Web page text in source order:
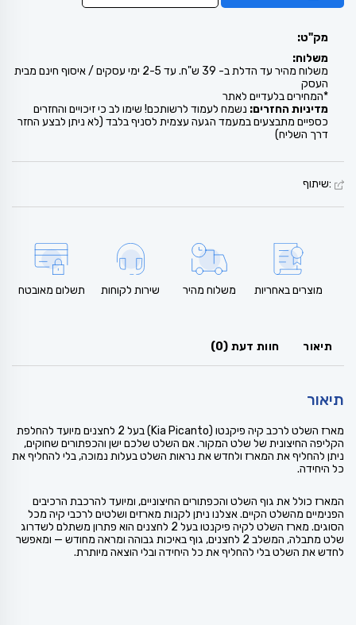
מק"ט:
משלוח:
משלוח מהיר עד הדלת ב- 39 ש"ח. עד 2-5 ימי עסקים / איסוף חינם מבית
העסק
*המחירים בלעדיים לאתר
מדיניות החזרים: נשמח לעמוד לרשותכם! שימו לב כי זיכויים והחזרים
כספיים מתבצעים במעמד הגעה עצמית לסניף בלבד (לא ניתן לבצע החזר
דרך השליח)
:שיתוף
מוצרים באחריות משלוח מהיר שירות לקוחות תשלום מאובטח
תיאור חוות דעת (0)
תיאור
מארז השלט לרכב קיה פיקנטו (Kia Picanto) בעל 2 לחצנים מיועד להחלפת
הקליפה החיצונית של שלט המקור. אם השלט שלכם ישן והכפתורים שחוקים,
ניתן להחליף את המארז ולחדש את נראות השלט בעלות נמוכה, בלי להחליף את
כל היחידה.
המארז כולל את גוף השלט והכפתורים החיצוניים, ומיועד להרכבת הרכיבים
הפנימיים מהשלט הקיים. אצלנו ניתן לקנות מארזים ושלטים לרכבי קיה מכל
הסוגים. מארז השלט לקיה פיקנטו בעל 2 לחצנים הוא פתרון משתלם לשדרוג
שלט מתבלה, המשלב 2 לחצנים, גוף באיכות גבוהה ומראה מחודש — ומאפשר
לחדש את השלט בלי להחליף את כל היחידה ובלי הוצאה מיותרת.